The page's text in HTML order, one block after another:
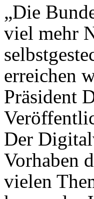
„Die
viel mehr
erreichen
Präsident
Der
Vorhaben
vielen